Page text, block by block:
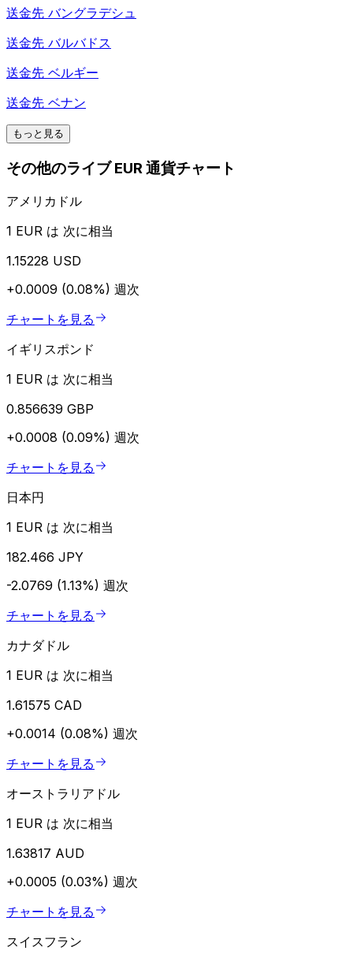
送金先 バングラデシュ
送金先 バルバドス
送金先 ベルギー
送金先 ベナン
もっと見る
その他のライブ EUR 通貨チャート
アメリカドル
1 EUR は 次に相当
1.15228 USD
+0.0009 (0.08%) 週次
チャートを見る
イギリスポンド
1 EUR は 次に相当
0.856639 GBP
+0.0008 (0.09%) 週次
チャートを見る
日本円
1 EUR は 次に相当
182.466 JPY
-2.0769 (1.13%) 週次
チャートを見る
カナダドル
1 EUR は 次に相当
1.61575 CAD
+0.0014 (0.08%) 週次
チャートを見る
オーストラリアドル
1 EUR は 次に相当
1.63817 AUD
+0.0005 (0.03%) 週次
チャートを見る
スイスフラン